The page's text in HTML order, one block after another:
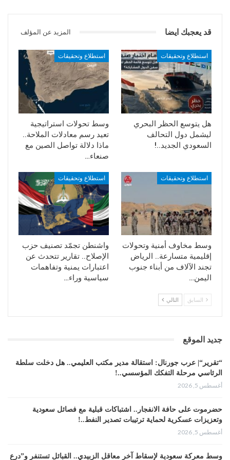
قد يعجبك ايضا المزيد عن المؤلف
استطلاع وتحقيقات
هل يتوسع الحظر البحري
ليشمل دول التحالف
السعودي الجديد..!
استطلاع وتحقيقات
وسط تحولات استراتيجية
تعيد رسم معادلات الملاحة..
ماذا دلالة تواصل الصين مع
صنعاء…
استطلاع وتحقيقات
وسط مخاوف أمنية وتحولات
إقليمية متسارعة.. الرياض
تجند الآلاف من أبناء جنوب
اليمن…
استطلاع وتحقيقات
واشنطن تجمّد تصنيف حزب
الإصلاح.. تقارير تتحدث عن
اعتبارات يمنية وتفاهمات
سياسية وراء…
السابق التالي
جديد الموقع
“تقرير“| عرب جورنال: استقالة مدير مكتب العليمي.. هل دخلت سلطة
الرئاسي مرحلة التفكك المؤسسي..!
أغسطس 5, 2026
حضرموت على حافة الانفجار.. اشتباكات قبلية مع فصائل سعودية
وتعزيزات عسكرية لحماية ترتيبات تصدير النفط..!
أغسطس 5, 2026
وسط معركة سعودية لإسقاط آخر معاقل الزبيدي.. القبائل تستنفر و”درع